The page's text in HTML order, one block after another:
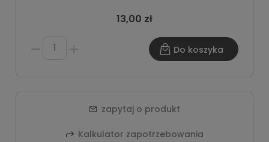
13,00 zł
Do koszyka
zapytaj o produkt
Kalkulator zapotrzebowania